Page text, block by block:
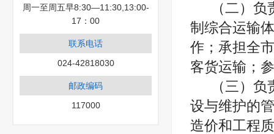
周一至周五早8:30—11:30,13:00-
17：00
联系电话
024-42818030
邮政编码
117000
（二）
制综合运输
作；承担全
客货运输；
（三）
设与维护的
造价和工程